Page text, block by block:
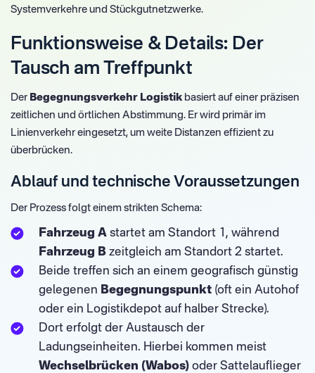
Systemverkehre und Stückgutnetzwerke.
Funktionsweise & Details: Der
Tausch am Treffpunkt
Der Begegnungsverkehr Logistik basiert auf einer präzisen
zeitlichen und örtlichen Abstimmung. Er wird primär im
Linienverkehr eingesetzt, um weite Distanzen effizient zu
überbrücken.
Ablauf und technische Voraussetzungen
Der Prozess folgt einem strikten Schema:
Fahrzeug A startet am Standort 1, während
Fahrzeug B zeitgleich am Standort 2 startet.
Beide treffen sich an einem geografisch günstig
gelegenen Begegnungspunkt (oft ein Autohof
oder ein Logistikdepot auf halber Strecke).
Dort erfolgt der Austausch der
Ladungseinheiten. Hierbei kommen meist
Wechselbrücken (Wabos) oder Sattelauflieger